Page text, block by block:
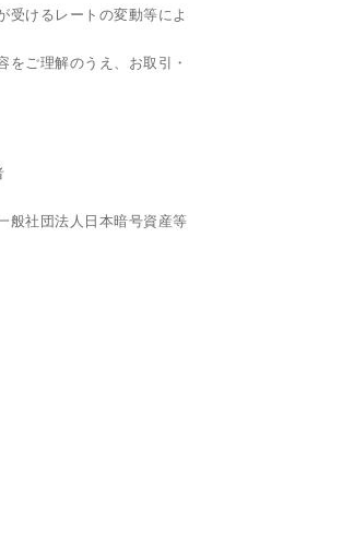
受けるレートの変動等によ
ご理解のうえ、お取引・
社団法人日本暗号資産等